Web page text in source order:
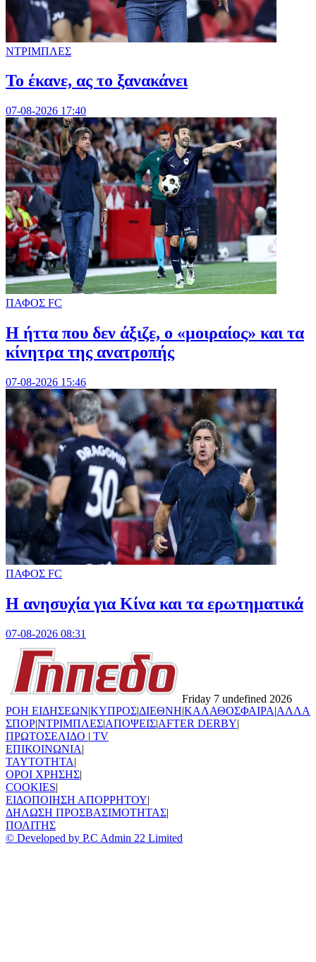
ΝΤΡΙΜΠΛΕΣ
Το έκανε, ας το ξανακάνει
07-08-2026 17:40
ΠΑΦΟΣ FC
Η ήττα που δεν άξιζε, ο «μοιραίος» και τα
κίνητρα της ανατροπής
07-08-2026 15:46
ΠΑΦΟΣ FC
Η ανησυχία για Κίνα και τα ερωτηματικά
07-08-2026 08:31
Friday 7 undefined 2026
ΡΟΗ ΕΙΔΗΣΕΩΝ|ΚΥΠΡΟΣ|ΔΙΕΘΝΗ|ΚΑΛΑΘΟΣΦΑΙΡΑ|ΑΛΛΑ
ΣΠΟΡ|ΝΤΡΙΜΠΛΕΣ|ΑΠΟΨΕΙΣ|AFTER DERBY|
ΠΡΩΤΟΣΕΛΙΔΟ | TV
ΕΠΙΚΟΙΝΩΝΙΑ|
TAYTOTHTA|
ΟΡΟΙ ΧΡΗΣΗΣ|
COOKIES|
ΕΙΔΟΠΟΙΗΣΗ ΑΠΟΡΡΗΤΟΥ|
ΔΗΛΩΣΗ ΠΡΟΣΒΑΣΙΜΟΤΗΤΑΣ|
ΠΟΛΙΤΗΣ
© Developed by P.C Admin 22 Limited